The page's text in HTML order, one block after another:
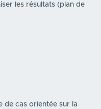
les résultats (plan de
de cas orientée sur la